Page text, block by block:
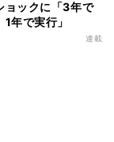
ョックに「3年で
年で実行」
連載